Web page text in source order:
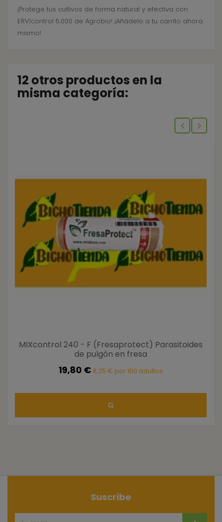
¡Protege tus cultivos de forma natural y efectiva con
ERVIcontrol 5.000 de Agrobio! ¡Añádelo a tu carrito ahora
mismo!
12 otros productos en la
misma categoría:
MIXcontrol 240 - F (Fresaprotect) Parasitoides
de pulgón en fresa
19,80 € 8,25 € por 100 adultos
Suscribe